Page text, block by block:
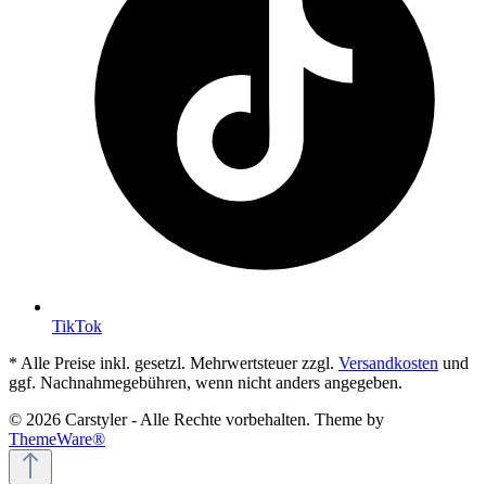
TikTok
* Alle Preise inkl. gesetzl. Mehrwertsteuer zzgl. Versandkosten und
ggf. Nachnahmegebühren, wenn nicht anders angegeben.
© 2026 Carstyler - Alle Rechte vorbehalten. Theme by
ThemeWare®